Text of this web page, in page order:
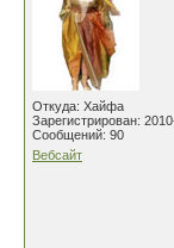
Откуда: Хайфа
Зарегистрирован:
Сообщений: 90
Вебсайт